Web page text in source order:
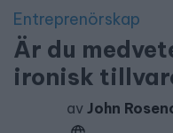
Entreprenörskap
Är du
ironisk
av John